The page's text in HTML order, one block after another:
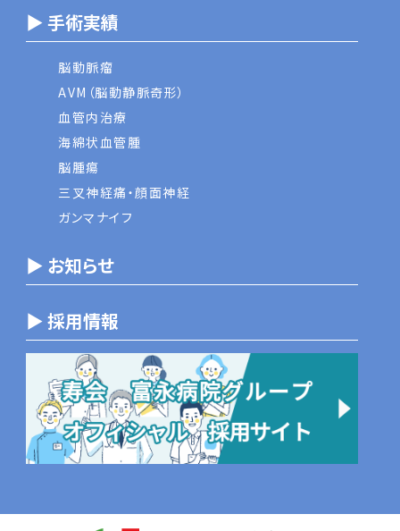
▶ 手術実績
脳動脈瘤
AVM（脳動静脈奇形）
血管内治療
海綿状血管腫
脳腫瘍
三叉神経痛・顔面神経
ガンマナイフ
▶ お知らせ
▶ 採用情報